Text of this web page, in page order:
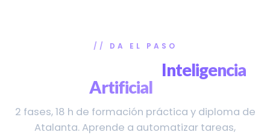
DA EL PASO
Inteligencia
Artificialhoy
2 fases, 18 h de formación práctica y diploma de
Atalanta. Aprende a automatizar tareas,